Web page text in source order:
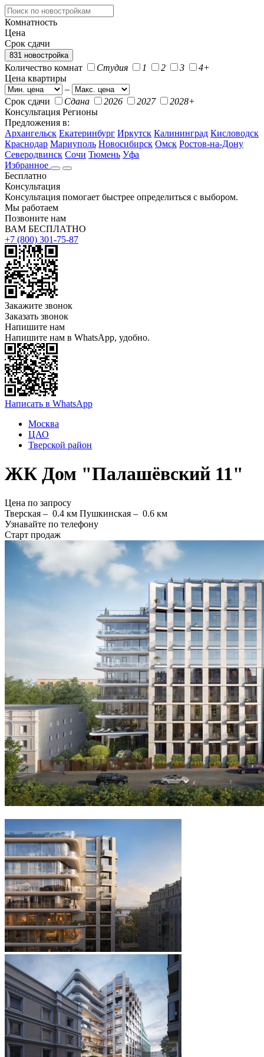
Комнатность
Цена
Срок сдачи
831 новостройка
Количество комнат Студия 1 2 3
4+
Цена квартиры
–
Срок сдачи
Сдана 2026 2027
2028+
Консультация Регионы
Предложения в:
Архангельск Екатеринбург Иркутск Калининград Кисловодск
Краснодар Мариуполь Новосибирск Омск Ростов-на-Дону
Северодвинск Сочи Тюмень Уфа
Избранное
Бесплатно
Консультация
Консультация помогает быстрее определиться с выбором.
Мы работаем
Позвоните нам
ВАМ БЕСПЛАТНО
+7 (800) 301-75-87
Закажите звонок
Заказать звонок
Напишите нам
Напишите нам в WhatsApp, удобно.
Написать в WhatsApp
Москва
ЦАО
Тверской район
ЖК Дом "Палашёвский 11"
Цена по запросу
Тверская – 0.4 км Пушкинская – 0.6 км
Узнавайте по телефону
Старт продаж